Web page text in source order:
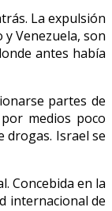
La expulsión
Venezuela, son
antes había
partes de
medios poco
drogas. Israel se
Concebida en la
internacional de